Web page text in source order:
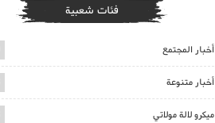
فئات شعبية
أخبار المجتمع
أخبار متنوعة
ميكرو لالة مولاتي